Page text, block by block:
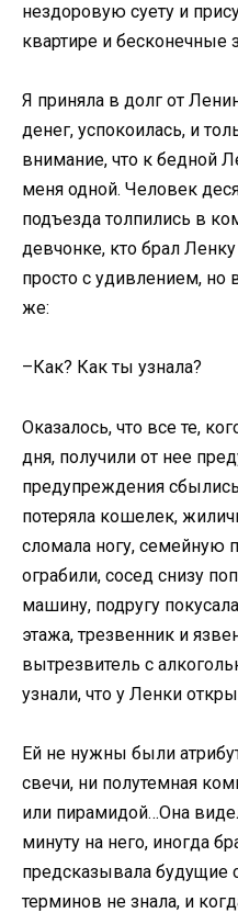
нездоровую суету и
квартире и бесконечные
Я приняла в долг от
денег, успокоилась, и
внимание, что к бедной
меня одной. Человек
подъезда толпились в
девчонке, кто брал Ленку
просто с удивлением, но
же:
–Как? Как ты узнала?
Оказалось, что все те,
дня, получили от нее
предупреждения
потеряла кошелек,
сломала ногу, семейную
ограбили, сосед снизу
машину, подругу
этажа, трезвенник и
вытрезвитель с
узнали, что у Ленки
Ей не нужны были
свечи, ни полутемная
или пирамидой…Она
минуту на него, иногда
предсказывала будущие
терминов не знала, и